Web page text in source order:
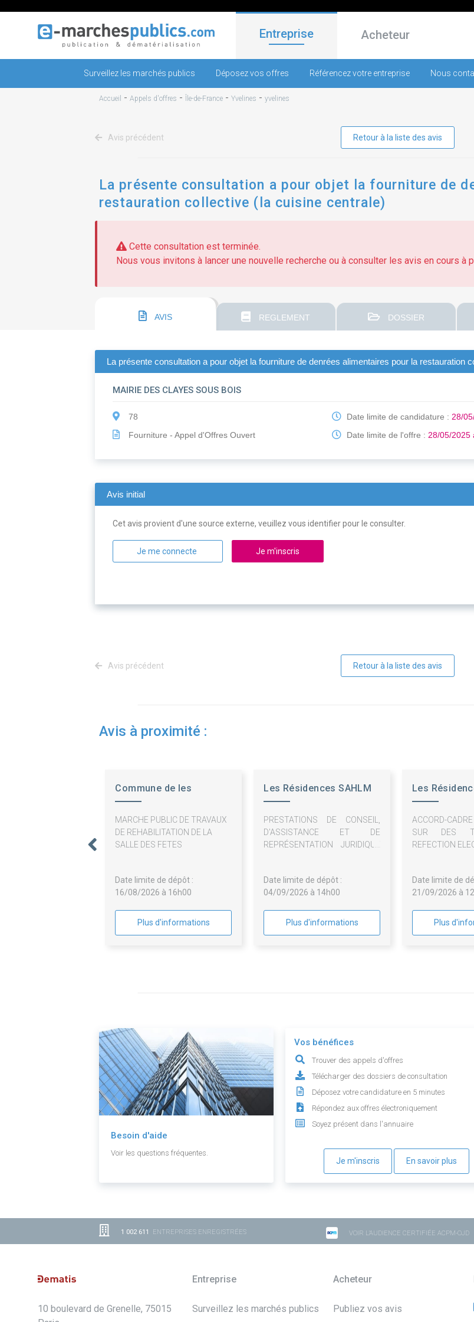
Entreprise Acheteur
Surveillez les marchés publics Déposez vos offres Référencez votre entreprise Nous
Accueil - Appels d'offres - Île-de-France - Yvelines - yvelines
Avis précédent Retour à la liste des avis
La présente consultation a pour objet la fourniture de
restauration collective (la cuisine centrale)
Cette consultation est terminée.
Nous vous invitons à lancer une nouvelle recherche ou à consulter les avis en cours à
AVIS REGLEMENT DOSSIER
La présente consultation a pour objet la fourniture de denrées alimentaires pour la restauration
MAIRIE DES CLAYES SOUS BOIS
78
Fourniture - Appel d'Offres Ouvert
Date limite de candidature : 28/
Date limite de l'offre : 28/05/2025
Avis initial
Cet avis provient d'une source externe, veuillez vous identifier pour le consulter.
Je me connecte Je m'inscris
Avis précédent Retour à la liste des avis
Avis à proximité :
Commune de les
MARCHE PUBLIC DE TRAVAUX
DE REHABILITATION DE LA
SALLE DES FETES
Date limite de dépôt :
16/08/2026 à 16h00
Plus d'informations
Les Résidences SAHLM
PRESTATIONS DE CONSEIL,
D'ASSISTANCE ET DE
REPRÉSENTATION JURIDIQUE
Date limite de dépôt :
04/09/2026 à 14h00
Plus d'informations
Les
ACCORD-
SUR DES
REFECTION
PATRIMOINE
Date limite de
21/09/2026 à
Plus
Besoin d'aide
Voir les questions fréquentes.
Vos bénéfices
Trouver des appels d'offres
Télécharger des dossiers de consultation
Déposez votre candidature en 5 minutes
Répondez aux offres électroniquement
Soyez présent dans l'annuaire
Je m'inscris En savoir plus
1 002 611 ENTREPRISES ENREGISTRÉES VOIR L'AUDIENCE CERTIFIÉE ACPM-OJD
10 boulevard de Grenelle, 75015
Entreprise
Surveillez les marchés publics
Acheteur
Publiez vos avis